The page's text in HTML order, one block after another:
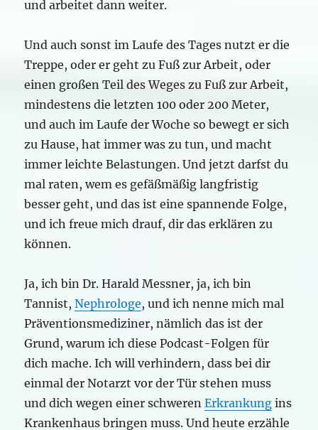
und arbeitet dann weiter.
Und auch sonst im Laufe des Tages nutzt er die
Treppe, oder er geht zu Fuß zur Arbeit, oder
einen großen Teil des Weges zu Fuß zur Arbeit,
mindestens die letzten 100 oder 200 Meter,
und auch im Laufe der Woche so bewegt er sich
zu Hause, hat immer was zu tun, und macht
immer leichte Belastungen. Und jetzt darfst du
mal raten, wem es gefäßmäßig langfristig
besser geht, und das ist eine spannende Folge,
und ich freue mich drauf, dir das erklären zu
können.
Ja, ich bin Dr. Harald Messner, ja, ich bin
Tannist,Nephrologe, und ich nenne mich mal
Präventionsmediziner, nämlich das ist der
Grund, warum ich diese Podcast-Folgen für
dich mache. Ich will verhindern, dass bei dir
einmal der Notarzt vor der Tür stehen muss
und dich wegen einer schwerenErkrankung ins
Krankenhaus bringen muss. Und heute erzähle